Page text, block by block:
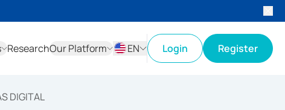
ResearchOur Platform
EN
Login Register
DIGITAL